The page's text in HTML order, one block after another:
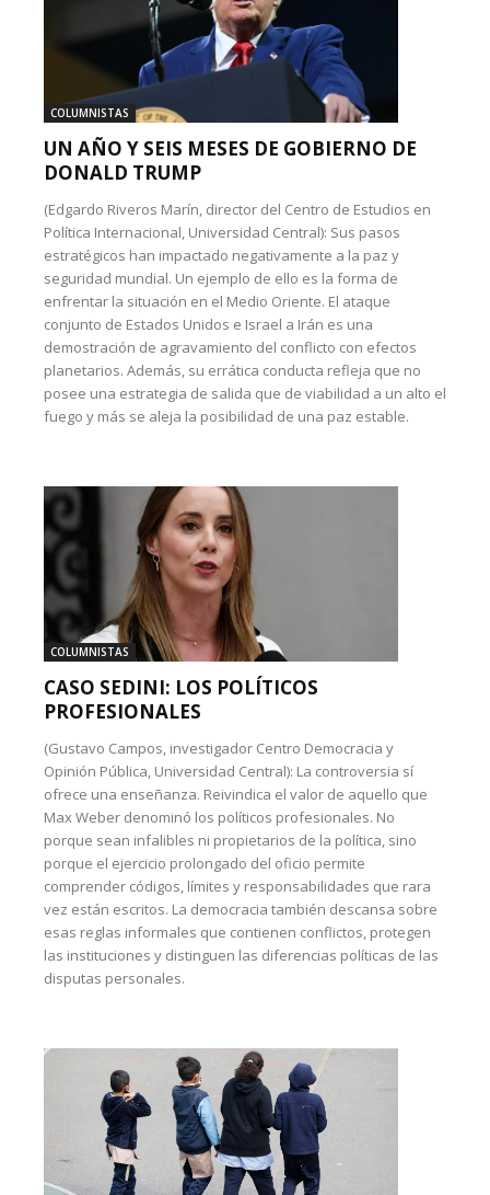
COLUMNISTAS
UN AÑO Y SEIS MESES DE GOBIERNO DE
DONALD TRUMP
(Edgardo Riveros Marín, director del Centro de Estudios en
Política Internacional, Universidad Central): Sus pasos
estratégicos han impactado negativamente a la paz y
seguridad mundial. Un ejemplo de ello es la forma de
enfrentar la situación en el Medio Oriente. El ataque
conjunto de Estados Unidos e Israel a Irán es una
demostración de agravamiento del conflicto con efectos
planetarios. Además, su errática conducta refleja que no
posee una estrategia de salida que de viabilidad a un alto el
fuego y más se aleja la posibilidad de una paz estable.
COLUMNISTAS
CASO SEDINI: LOS POLÍTICOS
PROFESIONALES
(Gustavo Campos, investigador Centro Democracia y
Opinión Pública, Universidad Central): La controversia sí
ofrece una enseñanza. Reivindica el valor de aquello que
Max Weber denominó los políticos profesionales. No
porque sean infalibles ni propietarios de la política, sino
porque el ejercicio prolongado del oficio permite
comprender códigos, límites y responsabilidades que rara
vez están escritos. La democracia también descansa sobre
esas reglas informales que contienen conflictos, protegen
las instituciones y distinguen las diferencias políticas de las
disputas personales.